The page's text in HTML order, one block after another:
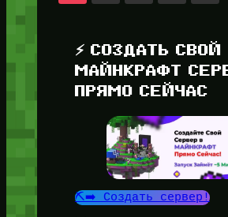
⚡ СОЗДАТЬ СВОЙ
МАЙНКРАФТ
ПРЯМО СЕЙЧАС
⛏️➡️ Создать сервер!